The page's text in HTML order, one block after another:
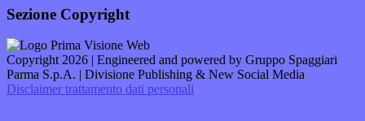
Sezione Copyright
Copyright 2026 | Engineered and powered by Gruppo Spaggiari
Parma S.p.A. | Divisione Publishing & New Social Media
Disclaimer trattamento dati personali